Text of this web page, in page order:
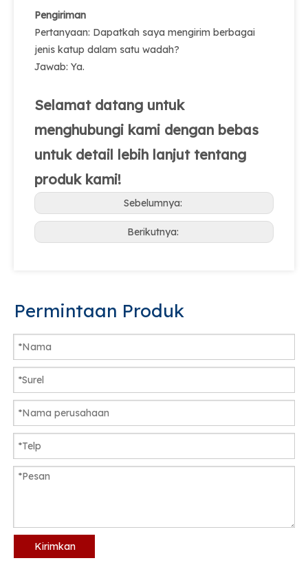
Pengiriman
Pertanyaan: Dapatkah saya mengirim berbagai
jenis katup dalam satu wadah?
Jawab: Ya.
Selamat datang untuk
menghubungi kami dengan bebas
untuk detail lebih lanjut tentang
produk kami!
Sebelumnya:
Berikutnya:
Permintaan Produk
Kirimkan